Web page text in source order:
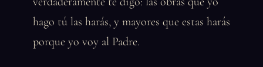
hago tú las harás, y mayores que estas harás
porque yo voy al Padre.